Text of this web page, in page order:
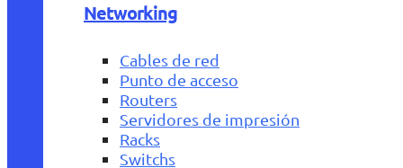
Networking
Cables de red
Punto de acceso
Routers
Servidores de impresión
Racks
Switchs